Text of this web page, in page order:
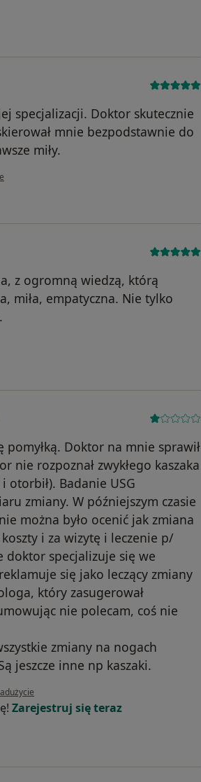
Sabina
specjalizacji. Doktor skutecznie
mnie bezpodstawnie do
miły.
Agwie
z ogromną wiedzą, którą
miła, empatyczna. Nie tylko
pomyłką. Doktor na mnie sprawił
rozpoznał zwykłego kaszaka
otorbił). Badanie USG
zmiany. W późniejszym czasie
można było ocenić jak zmiana
i za wizytę i leczenie p/
doktor specjalizuje się we
się jako leczący zmiany
który zasugerował
nie polecam, coś nie
zmiany na nogach
jeszcze inne np kaszaki.
Zofia C
Zarejestruj się teraz